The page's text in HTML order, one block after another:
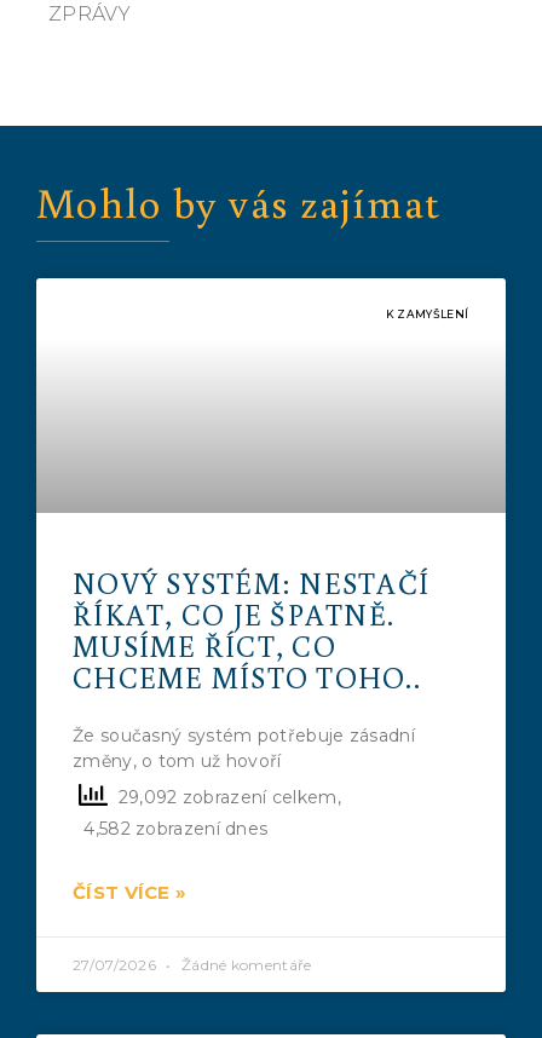
ZPRÁVY
Mohlo by vás zajímat
K ZAMYŠLENÍ
NOVÝ SYSTÉM: NESTAČÍ
ŘÍKAT, CO JE ŠPATNĚ.
MUSÍME ŘÍCT, CO
CHCEME MÍSTO TOHO..
Že současný systém potřebuje zásadní
změny, o tom už hovoří
29,092 zobrazení celkem,
4,582 zobrazení dnes
ČÍST VÍCE »
27/07/2026 Žádné komentáře